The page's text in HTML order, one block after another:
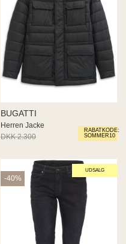
RABATKODE:
SOMMER10
BUGATTI
Herren Jacke
DKK 2.300
DKK 1.380
UDSALG
-40%